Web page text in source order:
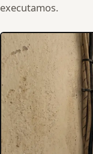
executamos.